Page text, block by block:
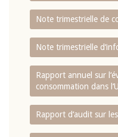
Note trimestrielle de
Note trimestrielle
Rapport annuel sur
consommation dans
Rapport d‘audit sur